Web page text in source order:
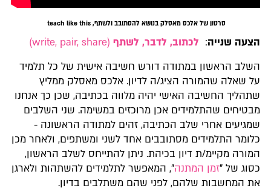
סרטון של אלכס מאסלק בנושא להסתובב ולשתף, teach like this
הצעה שנייה: לכתוב, לדבר, לשתף(write, pair, share)
השלב הראשון במתודה דורש חשיבה אישית של כל תלמיד
על שאלה שהמורה הציג/ה לדיון. אלכס מאסלק ממליץ
שתהליך החשיבה האישי יהיה מלווה בכתיבה, שכן כך אנחנו
מבטיחים שהתלמידים אכן מרוכזים במשימה. שני השלבים
שמגיעים אחרי שלב הכתיבה, זהים למתודה הראשונה -
כלומר התלמידים מסתובבים אחד לשני ומשתפים, ולאחר מכן
המורה מקיימ/ת דיון בכיהת. ניתן להתייחס לשלב הראשון,
כסוג של "זמן המתנה", המאפשר לתלמידים להשתהות ולארגן
את המחשבות שלהם, לפני שהם משתלבים בדיון.